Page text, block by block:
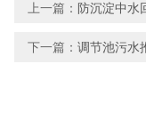
上一篇： 防沉淀中水
下一篇： 调节池污水